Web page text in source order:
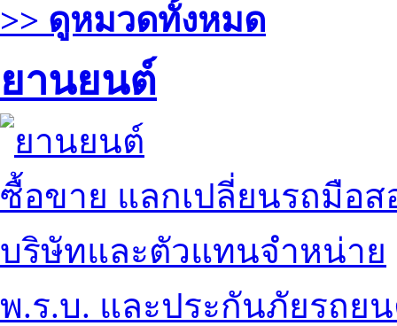
>> ดูหมวดทั้งหมด
ยานยนต์
ซื้อขาย แลกเปลี่ยนรถมือส
บริษัทและตัวแทนจำหน่าย
พ.ร.บ. และประกันภัยรถย